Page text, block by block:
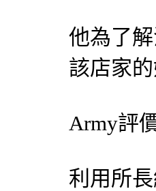
他為了
該店家
Army評
利用所